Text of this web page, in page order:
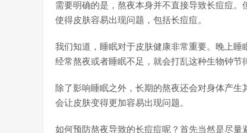
需要明确的是，熬夜本身并不直接导致长痘痘
使得皮肤容易出现问题，包括长痘痘。
我们知道，睡眠对于皮肤健康非常重要。晚上
经常熬夜或者睡眠不足，就会打乱这种生物钟节
除了影响睡眠之外，长期的熬夜还会对身体产
会让皮肤变得更加容易出现问题。
如何预防熬夜导致的长痘痘呢？首先当然是尽量